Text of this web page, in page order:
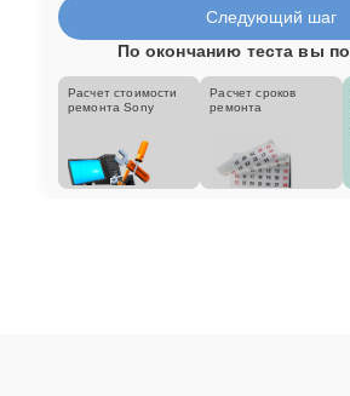
Следующий шаг
По окончанию теста вы
Расчет стоимости
ремонта Sony
Расчет сроков
ремонта